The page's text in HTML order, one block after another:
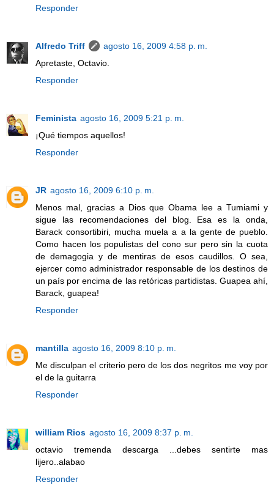
Responder
Alfredo Triff
agosto 16, 2009 4:58 p. m.
Apretaste, Octavio.
Responder
Feminista agosto 16, 2009 5:21 p. m.
¡Qué tiempos aquellos!
Responder
JR agosto 16, 2009 6:10 p. m.
Menos mal, gracias a Dios que Obama lee a Tumiami y
sigue las recomendaciones del blog. Esa es la onda,
Barack consortibiri, mucha muela a a la gente de pueblo.
Como hacen los populistas del cono sur pero sin la cuota
de demagogia y de mentiras de esos caudillos. O sea,
ejercer como administrador responsable de los destinos de
un país por encima de las retóricas partidistas. Guapea ahí,
Barack, guapea!
Responder
mantilla agosto 16, 2009 8:10 p. m.
Me disculpan el criterio pero de los dos negritos me voy por
el de la guitarra
Responder
william Rios agosto 16, 2009 8:37 p. m.
octavio tremenda descarga ...debes sentirte mas
lijero..alabao
Responder